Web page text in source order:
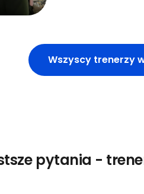
Wszyscy trenerzy
pytania -